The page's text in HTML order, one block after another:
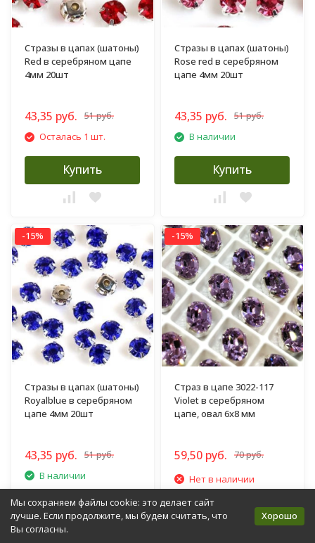
Стразы в цапах (шатоны)
Red в серебряном цапе
4мм 20шт
43,35 руб. 51 руб.
Осталась 1 шт.
Купить
Стразы в цапах (шатоны)
Rose red в серебряном
цапе 4мм 20шт
43,35 руб. 51 руб.
В наличии
Купить
-15%
Стразы в цапах (шатоны)
Royalblue в серебряном
цапе 4мм 20шт
43,35 руб. 51 руб.
В наличии
Купить
-15%
Страз в цапе 3022-117
Violet в серебряном
цапе, овал 6х8 мм
59,50 руб. 70 руб.
Нет в наличии
Уведомить
Мы сохраняем файлы cookie: это делает сайт
лучше. Если продолжите, мы будем считать, что
Вы согласны.
Хорошо